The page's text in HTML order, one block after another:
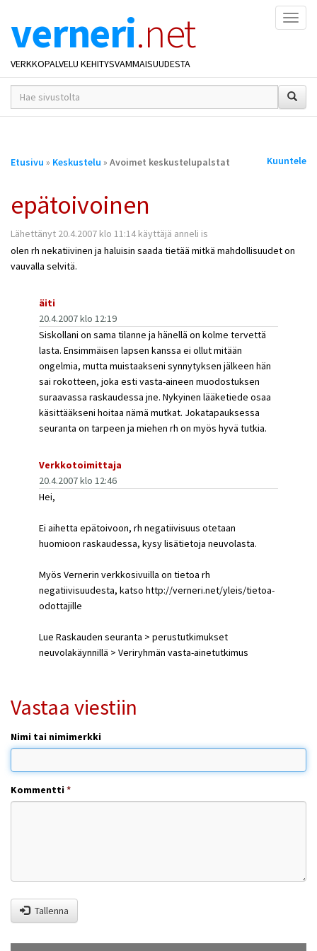
verneri.net
VERKKOPALVELU KEHITYSVAMMAISUUDESTA
hakusana(t)
*
Olet
Etusivu » Keskustelu » Avoimet keskustelupalstat Kuuntele
epätoivoinen
Lähettänyt 20.4.2007 klo 11:14 käyttäjä anneli is
olen rh nekatiivinen ja haluisin saada tietää mitkä mahdollisuudet on
vauvalla selvitä.
äiti
20.4.2007 klo 12:19
Siskollani on sama tilanne ja hänellä on kolme tervettä
lasta. Ensimmäisen lapsen kanssa ei ollut mitään
ongelmia, mutta muistaakseni synnytyksen jälkeen hän
sai rokotteen, joka esti vasta-aineen muodostuksen
suraavassa raskaudessa jne. Nykyinen lääketiede osaa
käsittääkseni hoitaa nämä mutkat. Jokatapauksessa
seuranta on tarpeen ja miehen rh on myös hyvä tutkia.
Verkkotoimittaja
20.4.2007 klo 12:46
Hei,
Ei aihetta epätoivoon, rh negatiivisuus otetaan
huomioon raskaudessa, kysy lisätietoja neuvolasta.
Myös Vernerin verkkosivuilla on tietoa rh
negatiivisuudesta, katso http://verneri.net/yleis/tietoa-
odottajille
Lue Raskauden seuranta > perustutkimukset
neuvolakäynnillä > Veriryhmän vasta-ainetutkimus
Vastaa viestiin
Nimi tai nimimerkki
Kommentti*
Tallenna